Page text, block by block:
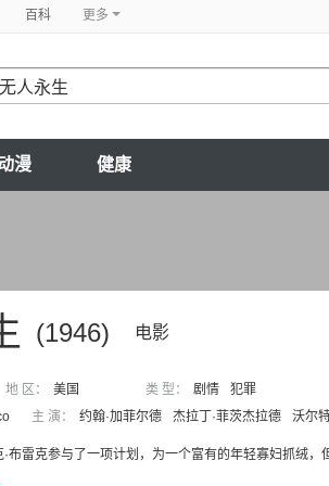
百科 更多
漫 健康
(1946) 电影
地 区： 美国 类 型： 剧情
犯罪
主 演： 约翰·加菲尔德 杰拉丁·菲茨杰拉德 沃尔
布雷克参与了一项计划，为一个富有的年轻寡妇抓绒